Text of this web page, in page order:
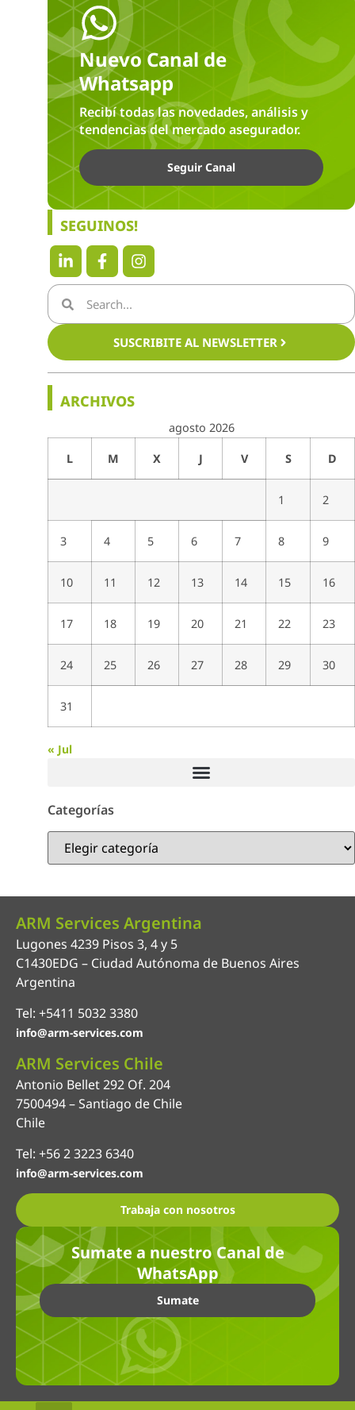
Nuevo Canal de
Whatsapp
Recibí todas las novedades, análisis y
tendencias del mercado asegurador.
Seguir Canal
SEGUINOS!
SUSCRIBITE AL NEWSLETTER
ARCHIVOS
agosto 2026
L M X J V S D
1 2
3 4 5 6 7 8 9
10 11 12 13 14 15 16
17 18 19 20 21 22 23
24 25 26 27 28 29 30
31
« Jul
Categorías
ARM Services Argentina
Lugones 4239 Pisos 3, 4 y 5
C1430EDG – Ciudad Autónoma de Buenos Aires
Argentina
Tel: +5411 5032 3380
info@arm-services.com
ARM Services Chile
Antonio Bellet 292 Of. 204
7500494 – Santiago de Chile
Chile
Tel: +56 2 3223 6340
info@arm-services.com
Trabaja con nosotros
Sumate a nuestro Canal de
WhatsApp
Sumate